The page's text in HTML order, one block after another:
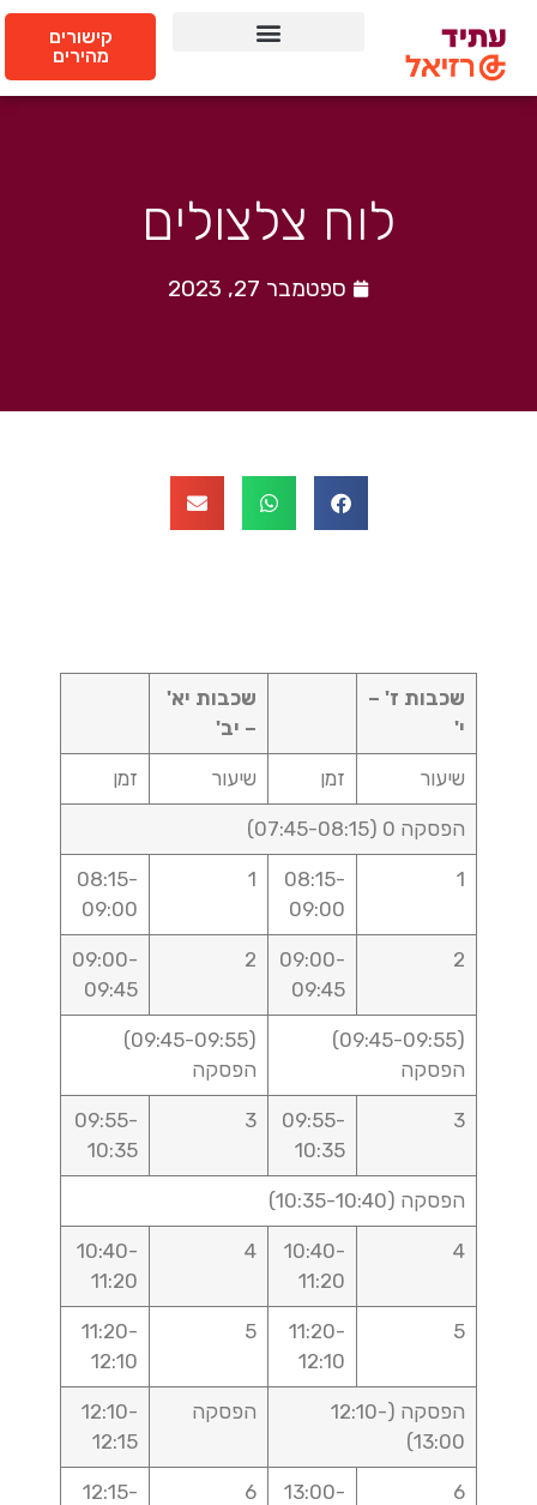
קישורים
מהירים
לוח צלצולים
ספטמבר 27, 2023
שכבות ז' –
י'
שכבות יא'
– יב'
שיעור זמן שיעור זמן
הפסקה 0 (07:45-08:15)
1
08:15-
09:00
1
08:15-
09:00
2
09:00-
09:45
2
09:00-
09:45
(09:45-09:55)
הפסקה
(09:45-09:55)
הפסקה
3
09:55-
10:35
3
09:55-
10:35
הפסקה (10:35-10:40)
4
10:40-
11:20
4
10:40-
11:20
5
11:20-
12:10
5
11:20-
12:10
הפסקה (12:10-
13:00)
הפסקה
12:10-
12:15
6
13:00-
6
12:15-